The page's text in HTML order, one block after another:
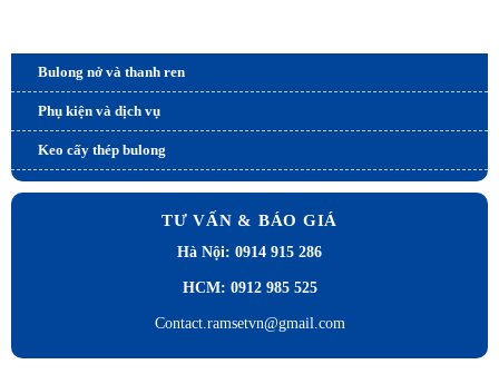
Bulong nở và thanh ren
Phụ kiện và dịch vụ
Keo cấy thép bulong
TƯ VẤN & BÁO GIÁ
Hà Nội: 0914 915 286
HCM: 0912 985 525
Contact.ramsetvn@gmail.com